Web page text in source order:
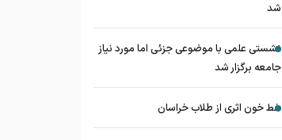
شد
نشستی علمی با موضوعی جزئی اما مورد نیاز
جامعه برگزار شد
خط خون اثری از طلاب خراسان